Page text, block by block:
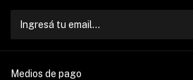
Medios de pago